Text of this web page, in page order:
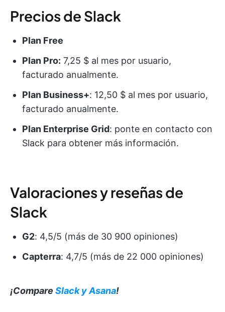
Precios de Slack
Plan Free
Plan Pro: 7,25 $ al mes por usuario,
facturado anualmente.
Plan Business+: 12,50 $ al mes por usuario,
facturado anualmente.
Plan Enterprise Grid: ponte en contacto con
Slack para obtener más información.
Valoraciones y reseñas de
Slack
G2: 4,5/5 (más de 30 900 opiniones)
Capterra: 4,7/5 (más de 22 000 opiniones)
¡Compare Slack y Asana!